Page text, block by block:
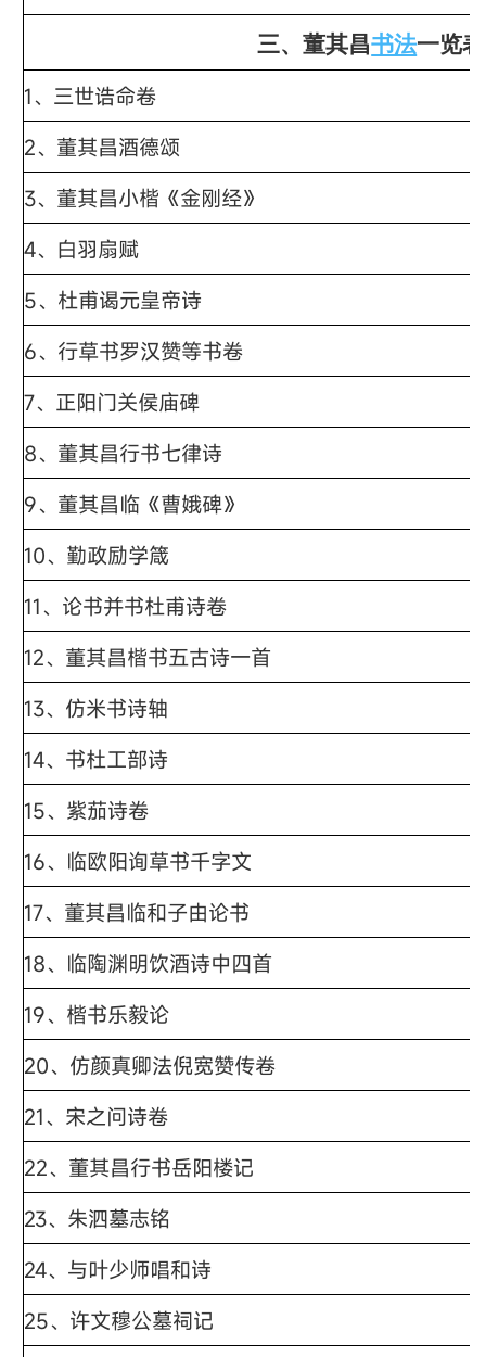
三、董其昌书法一览表
1、三世诰命卷
2、董其昌酒德颂
3、董其昌小楷《金刚经》
4、白羽扇赋
5、杜甫谒元皇帝诗
6、行草书罗汉赞等书卷
7、正阳门关侯庙碑
8、董其昌行书七律诗
9、董其昌临《曹娥碑》
10、勤政励学箴
11、论书并书杜甫诗卷
12、董其昌楷书五古诗一首
13、仿米书诗轴
14、书杜工部诗
15、紫茄诗卷
16、临欧阳询草书千字文
17、董其昌临和子由论书
18、临陶渊明饮酒诗中四首
19、楷书乐毅论
20、仿颜真卿法倪宽赞传卷
21、宋之问诗卷
22、董其昌行书岳阳楼记
23、朱泗墓志铭
24、与叶少师唱和诗
25、许文穆公墓祠记